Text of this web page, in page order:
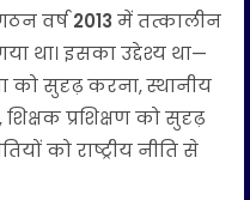
वर्ष2013 में तत्कालीन
था। इसका उद्देश्य था—
को सुदृढ़ करना, स्थानीय
प्रशिक्षण को सुदृढ़
को राष्ट्रीय नीति से